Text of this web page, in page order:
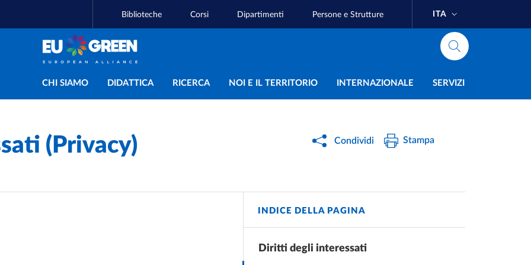
Biblioteche Corsi Dipartimenti Persone e Strutture ITA
Navigazione principale
CHI SIAMO DIDATTICA RICERCA NOI E IL TERRITORIO INTERNAZIONALE SERVIZI
(Privacy) Condividi Stampa
INDICE DELLA PAGINA
Diritti degli interessati